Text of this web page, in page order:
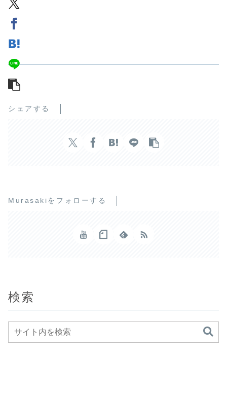
シェアする
Murasakiをフォローする
検索